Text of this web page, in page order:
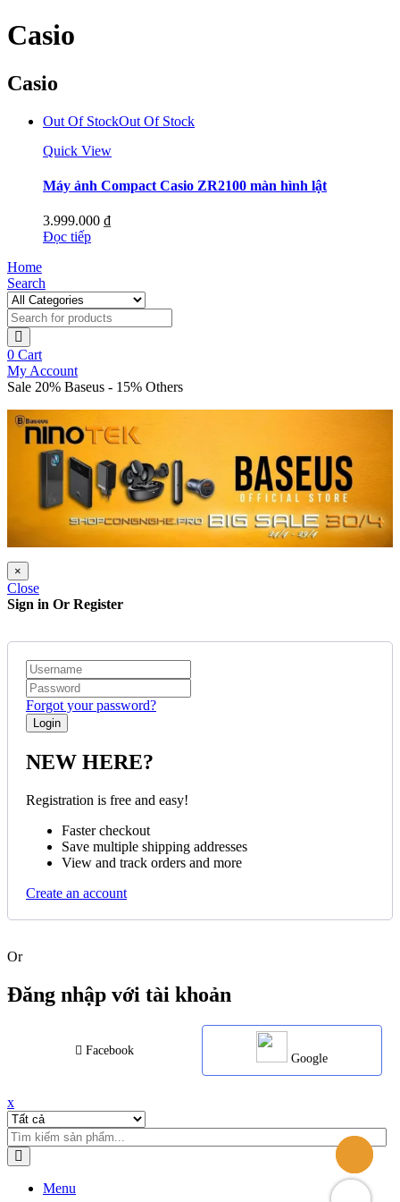
Casio
Casio
Out Of StockOut Of Stock
Quick View
Máy ảnh Compact Casio ZR2100 màn hình lật
3.999.000 ₫
Đọc tiếp
Home
Search
0 Cart
My Account
Sale 20% Baseus - 15% Others
×
Close
Sign in Or Register
Forgot your password?
NEW HERE?
Registration is free and easy!
Faster checkout
Save multiple shipping addresses
View and track orders and more
Create an account
Or
Đăng nhập với tài khoản
Facebook
Google
x
Menu